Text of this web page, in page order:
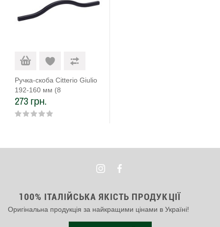
Ручка-скоба Citterio Giulio
192-160 мм (8
1115.192160.0252) чорний
матовий
273 грн.
100% ІТАЛІЙСЬКА ЯКІСТЬ ПРОДУКЦІЇ
Оригінальна продукція за найкращими цінами в Україні!